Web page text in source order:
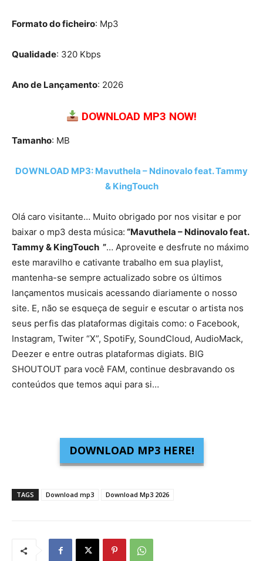
Formato do ficheiro: Mp3
Qualidade: 320 Kbps
Ano de Lançamento: 2026
DOWNLOAD MP3 NOW!
Tamanho: MB
DOWNLOAD MP3: Mavuthela – Ndinovalo feat. Tammy
& KingTouch
Olá caro visitante… Muito obrigado por nos visitar e por
baixar o mp3 desta música: “Mavuthela – Ndinovalo feat.
Tammy & KingTouch ”… Aproveite e desfrute no máximo
este maravilho e cativante trabalho em sua playlist,
mantenha-se sempre actualizado sobre os últimos
lançamentos musicais acessando diariamente o nosso
site. E, não se esqueça de seguir e escutar o artista nos
seus perfis das plataformas digitais como: o Facebook,
Instagram, Twiter “X”, SpotiFy, SoundCloud, AudioMack,
Deezer e entre outras plataformas digiats. BIG
SHOUTOUT para você FAM, continue desbravando os
conteúdos que temos aqui para si…
DOWNLOAD MP3 HERE!
TAGS Download mp3 Download Mp3 2026